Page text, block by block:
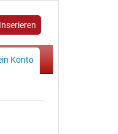
Konto